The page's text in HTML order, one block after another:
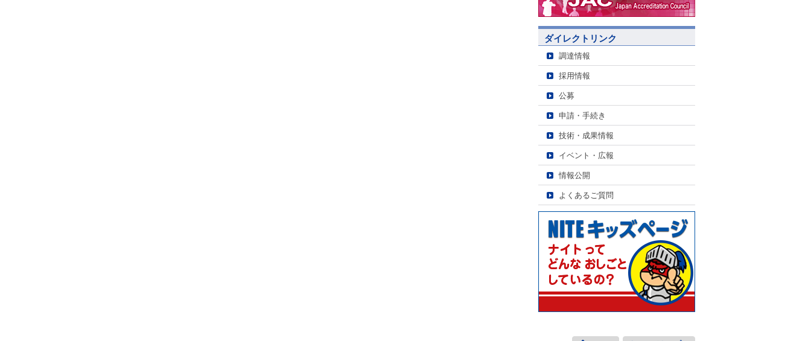
ダイレクトリンク
調達情報
採用情報
公募
申請・手続き
技術・成果情報
イベント・広報
情報公開
よくあるご質問